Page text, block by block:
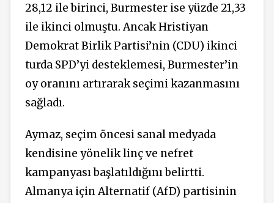
28,12 ile birinci, Burmester ise yüzde 21,33
ile ikinci olmuştu. Ancak Hristiyan
Demokrat Birlik Partisi’nin (CDU) ikinci
turda SPD’yi desteklemesi, Burmester’in
oy oranını artırarak seçimi kazanmasını
sağladı.
Aymaz, seçim öncesi sanal medyada
kendisine yönelik linç ve nefret
kampanyası başlatıldığını belirtti.
Almanya için Alternatif (AfD) partisinin